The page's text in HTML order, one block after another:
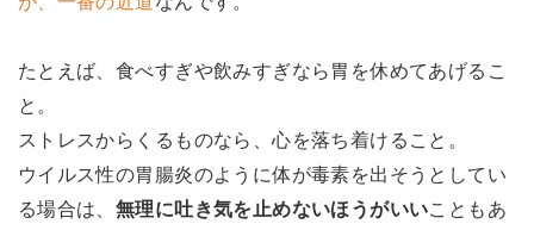
たとえば、食べすぎや飲みすぎなら胃を休めてあげるこ
と。
ストレスからくるものなら、心を落ち着けること。
ウイルス性の胃腸炎のように体が毒素を出そうとしてい
る場合は、 無理に吐き気を止めないほうがいいこともあ